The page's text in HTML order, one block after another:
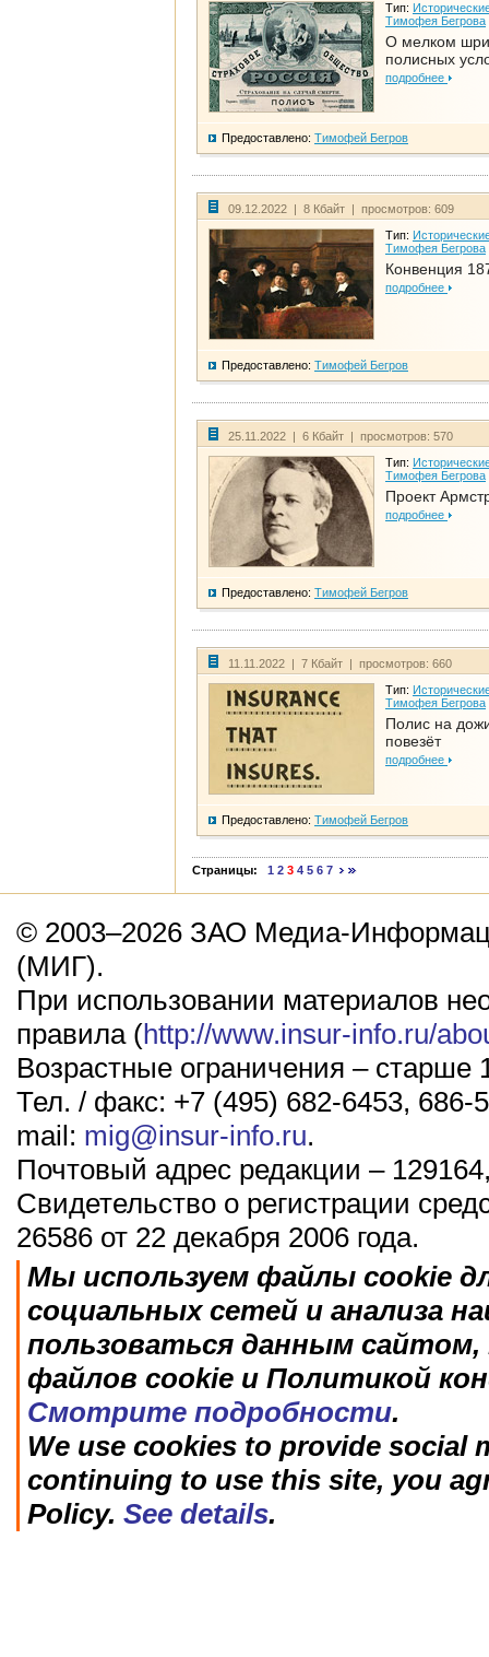
Тип:
Тимофея Бегрова
О мелком
полисных
подробнее
Предоставлено: Тимофей Бегров
09.12.2022 | 8 Кбайт | просмотров: 609
Тип:
Тимофея Бегрова
Конвенция
подробнее
Предоставлено: Тимофей Бегров
25.11.2022 | 6 Кбайт | просмотров: 570
Тип:
Тимофея Бегрова
Проект
подробнее
Предоставлено: Тимофей Бегров
11.11.2022 | 7 Кбайт | просмотров: 660
Тип:
Тимофея Бегрова
Полис на
повезёт
подробнее
Предоставлено: Тимофей Бегров
Страницы: 1 2 3 4 5 6 7
© 2003–2026 ЗАО Медиа-
(МИГ).
При использовании материалов
правила (http://www.insur-info.ru/
Возрастные ограничения – старше
Тел. / факс: +7 (495) 682-6453, 686-
mail: mig@insur-info.ru.
Почтовый адрес редакции –
Свидетельство о регистрации
26586 от 22 декабря 2006 года.
Мы используем файлы cookie
социальных сетей и анализа
пользоваться данным
файлов cookie и Политикой
Смотрите подробности.
We use cookies to provide social
continuing to use this site, you
Policy. See details.